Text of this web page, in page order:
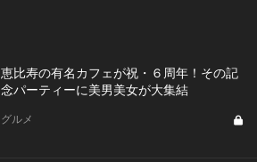
恵比寿の有名カフェが祝・６周年！その記
念パーティーに美男美女が大集結
グルメ